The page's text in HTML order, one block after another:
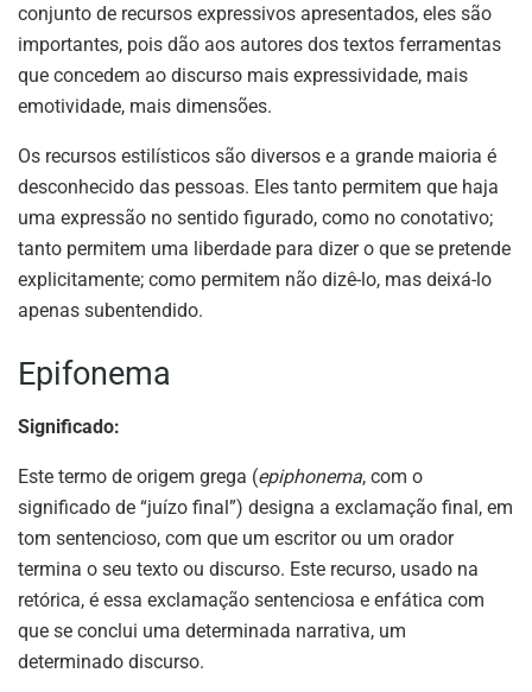
conjunto de recursos expressivos apresentados, eles são
importantes, pois dão aos autores dos textos ferramentas
que concedem ao discurso mais expressividade, mais
emotividade, mais dimensões.
Os recursos estilísticos são diversos e a grande maioria é
desconhecido das pessoas. Eles tanto permitem que haja
uma expressão no sentido figurado, como no conotativo;
tanto permitem uma liberdade para dizer o que se pretende
explicitamente; como permitem não dizê-lo, mas deixá-lo
apenas subentendido.
Epifonema
Significado:
Este termo de origem grega (epiphonema, com o
significado de “juízo final”) designa a exclamação final, em
tom sentencioso, com que um escritor ou um orador
termina o seu texto ou discurso. Este recurso, usado na
retórica, é essa exclamação sentenciosa e enfática com
que se conclui uma determinada narrativa, um
determinado discurso.